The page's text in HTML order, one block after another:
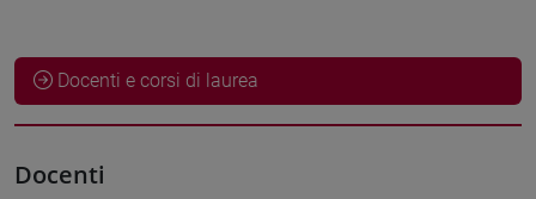
Docenti e corsi di laurea
Docenti